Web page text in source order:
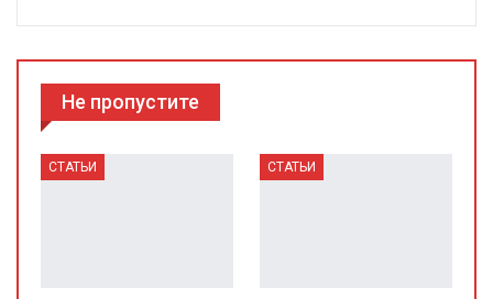
Не пропустите
СТАТЬИ СТАТЬИ